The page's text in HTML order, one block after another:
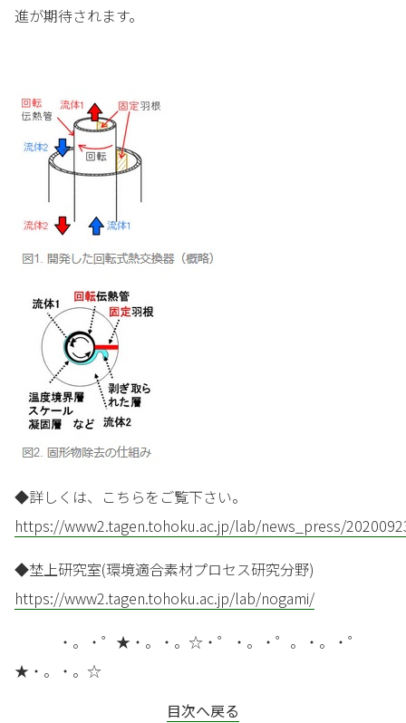
進が期待されます。
◆詳しくは、こちらをご覧下さい。
https://www2.tagen.tohoku.ac.jp/lab/news_press/
◆埜上研究室(環境適合素材プロセス研究分野)
https://www2.tagen.tohoku.ac.jp/lab/nogami/
・。・゜★・。・。☆・゜・。・゜。・。・゜
★・。・。☆
目次へ戻る